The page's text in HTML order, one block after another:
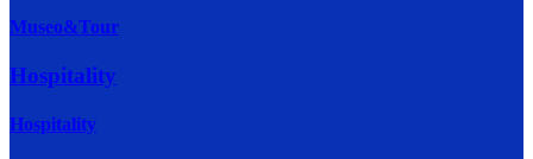
Museo&Tour
Hospitality
Hospitality